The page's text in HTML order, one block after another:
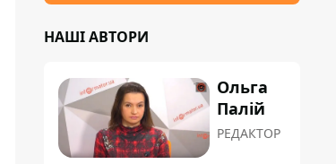
НАШІ АВТОРИ
Ольга
Палій
РЕДАКТОР